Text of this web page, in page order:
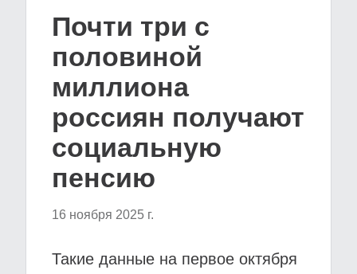
Почти три с
половиной
миллиона
россиян получают
социальную
пенсию
16 ноября 2025 г.
Такие данные на первое октября